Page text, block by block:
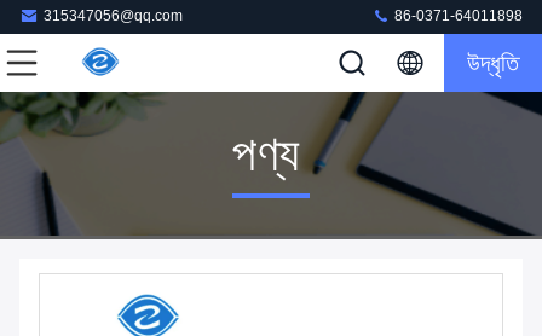
315347056@qq.com 86-0371-64011898
উদ্ধৃতি
পণ্য